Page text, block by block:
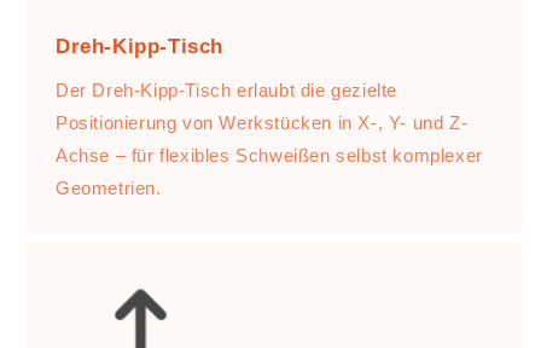
Dreh-Kipp-Tisch
Der Dreh-Kipp-Tisch erlaubt die gezielte
Positionierung von Werkstücken in X-, Y- und Z-
Achse – für flexibles Schweißen selbst komplexer
Geometrien.